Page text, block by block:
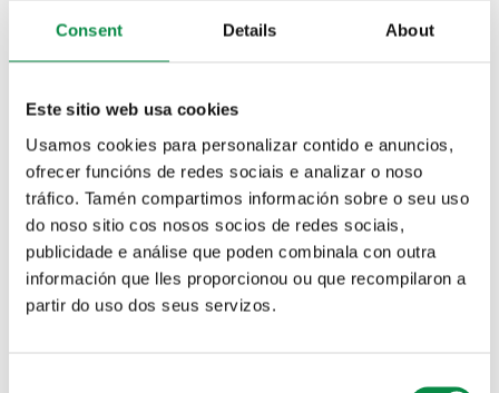
Consent Details About
Este sitio web usa cookies
Usamos cookies para personalizar contido e anuncios,
ofrecer funcións de redes sociais e analizar o noso
tráfico. Tamén compartimos información sobre o seu uso
do noso sitio cos nosos socios de redes sociais,
publicidade e análise que poden combinala con outra
información que lles proporcionou ou que recompilaron a
partir do uso dos seus servizos.
Artes escénicas
A Casa da Cultura de Bertamiráns acolle hoxe, 24 de
maxia.
É necesario inscribirse previamente enviado un mail
co nome, apelidos e teléfono, ao enderezo
electrónicocultura@concellodeames.gal
A actividade encádrase no marco do Festival de Maxia de
Ames.